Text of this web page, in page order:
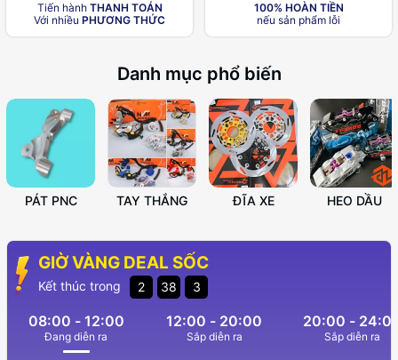
Tiến hành THANH TOÁN
Với nhiều PHƯƠNG THỨC
100% HOÀN TIỀN
nếu sản phẩm lỗi
Danh mục phổ biến
PÁT PNC TAY THẮNG ĐĨA XE HEO DẦU
GIỜ VÀNG DEAL SỐC
Kết thúc trong 2 38 1
08:00 - 12:00
Ðang diễn ra
12:00 - 20:00
Sắp diễn ra
20:00 -
Sắp diễn ra